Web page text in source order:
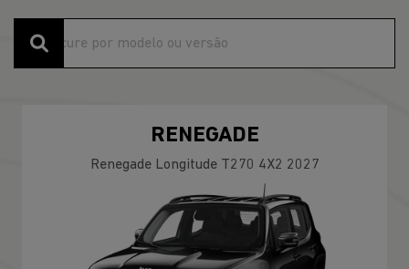
RENEGADE
Renegade Longitude T270 4X2 2027